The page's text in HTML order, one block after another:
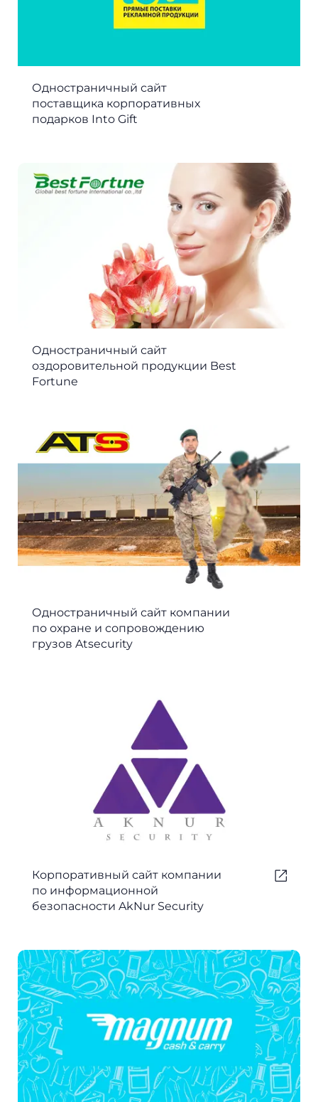
Одностраничный сайт
поставщика корпоративных
подарков Into Gift
Одностраничный сайт
оздоровительной продукции Best
Fortune
Одностраничный сайт компании
по охране и сопровождению
грузов Atsecurity
Корпоративный сайт компании
по информационной
безопасности AkNur Security